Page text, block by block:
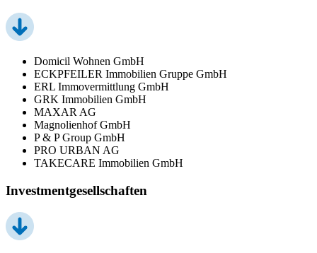
Domicil Wohnen GmbH
ECKPFEILER Immobilien Gruppe GmbH
ERL Immovermittlung GmbH
GRK Immobilien GmbH
MAXAR AG
Magnolienhof GmbH
P & P Group GmbH
PRO URBAN AG
TAKECARE Immobilien GmbH
Investmentgesellschaften